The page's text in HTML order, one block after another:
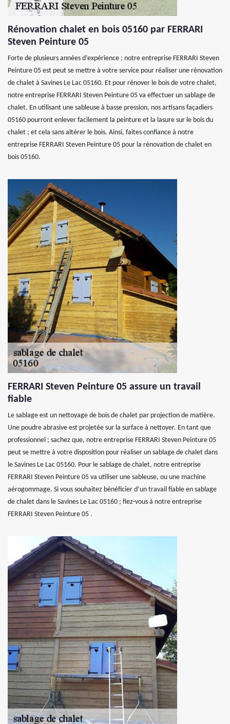
Rénovation chalet en bois 05160 par FERRARI
Steven Peinture 05
Forte de plusieurs années d’expérience ; notre entreprise FERRARI Steven
Peinture 05 est peut se mettre à votre service pour réaliser une rénovation
de chalet à Savines Le Lac 05160. Et pour rénover le bois de votre chalet,
notre entreprise FERRARI Steven Peinture 05 va effectuer un sablage de
chalet. En utilisant une sableuse à basse pression, nos artisans façadiers
05160 pourront enlever facilement la peinture et la lasure sur le bois du
chalet ; et cela sans altérer le bois. Ainsi, faites confiance à notre
entreprise FERRARI Steven Peinture 05 pour la rénovation de chalet en
bois 05160.
FERRARI Steven Peinture 05 assure un travail
fiable
Le sablage est un nettoyage de bois de chalet par projection de matière.
Une poudre abrasive est projetée sur la surface à nettoyer. En tant que
professionnel ; sachez que, notre entreprise FERRARI Steven Peinture 05
peut se mettre à votre disposition pour réaliser un sablage de chalet dans
le Savines Le Lac 05160. Pour le sablage de chalet, notre entreprise
FERRARI Steven Peinture 05 va utiliser une sableuse, ou une machine
aérogommage. Si vous souhaitez bénéficier d’un travail fiable en sablage
de chalet dans le Savines Le Lac 05160 ; fiez-vous à notre entreprise
FERRARI Steven Peinture 05 .